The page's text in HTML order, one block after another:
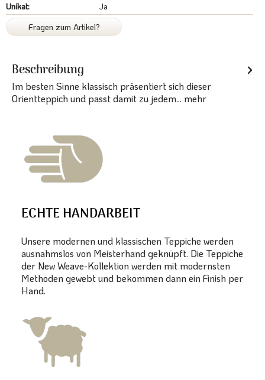
Unikat:
Ja
Fragen zum Artikel?
Beschreibung
Im besten Sinne klassisch präsentiert sich dieser
Orientteppich und passt damit zu jedem... mehr
ECHTE HANDARBEIT
Unsere modernen und klassischen Teppiche werden
ausnahmslos von Meisterhand geknüpft. Die Teppiche
der New Weave-Kollektion werden mit modernsten
Methoden gewebt und bekommen dann ein Finish per
Hand.